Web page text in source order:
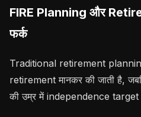
FIRE Planning और
फर्क
Traditional retirement
retirement मानकर की जाती है,
की उम्र में independence target